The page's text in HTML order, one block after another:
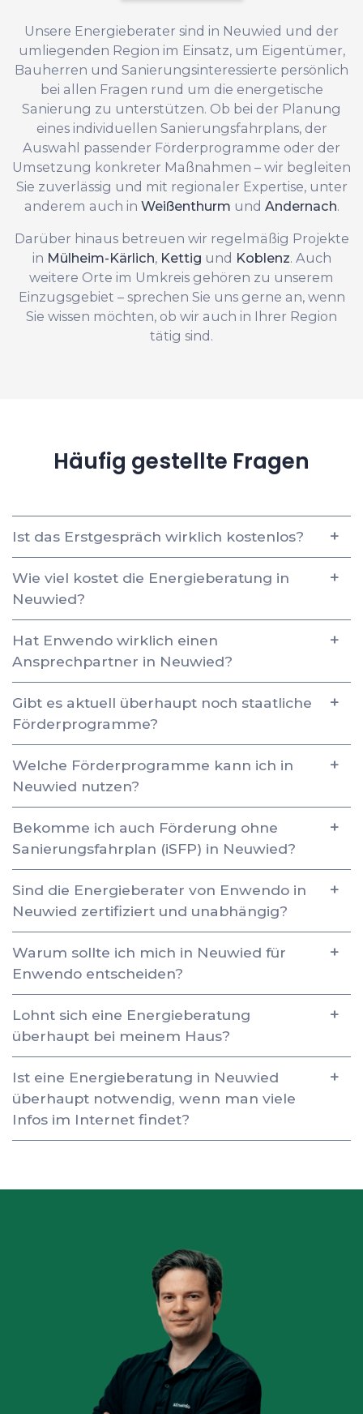
Unsere Energieberater sind in Neuwied und der
umliegenden Region im Einsatz, um Eigentümer,
Bauherren und Sanierungsinteressierte persönlich
bei allen Fragen rund um die energetische
Sanierung zu unterstützen. Ob bei der Planung
eines individuellen Sanierungsfahrplans, der
Auswahl passender Förderprogramme oder der
Umsetzung konkreter Maßnahmen – wir begleiten
Sie zuverlässig und mit regionaler Expertise, unter
anderem auch in Weißenthurm und Andernach.
Darüber hinaus betreuen wir regelmäßig Projekte
in Mülheim-Kärlich, Kettig und Koblenz. Auch
weitere Orte im Umkreis gehören zu unserem
Einzugsgebiet – sprechen Sie uns gerne an, wenn
Sie wissen möchten, ob wir auch in Ihrer Region
tätig sind.
Häufig gestellte Fragen
Ist das Erstgespräch wirklich kostenlos?
Wie viel kostet die Energieberatung in
Neuwied?
Hat Enwendo wirklich einen
Ansprechpartner in Neuwied?
Gibt es aktuell überhaupt noch staatliche
Förderprogramme?
Welche Förderprogramme kann ich in
Neuwied nutzen?
Bekomme ich auch Förderung ohne
Sanierungsfahrplan (iSFP) in Neuwied?
Sind die Energieberater von Enwendo in
Neuwied zertifiziert und unabhängig?
Warum sollte ich mich in Neuwied für
Enwendo entscheiden?
Lohnt sich eine Energieberatung
überhaupt bei meinem Haus?
Ist eine Energieberatung in Neuwied
überhaupt notwendig, wenn man viele
Infos im Internet findet?